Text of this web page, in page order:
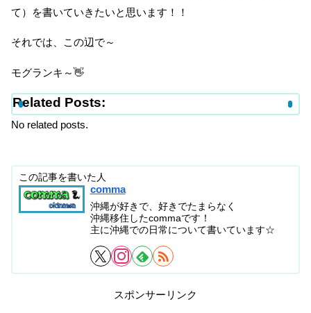
て）を書いていきたいと思います！！
それでは、この辺で～
モグランキ～👋
Related Posts:
No related posts.
この記事を書いた人
comma
沖縄が好きで、好きでたまらなく
沖縄移住したcommaです！
主に沖縄での日常について書いています☆
スポンサーリンク